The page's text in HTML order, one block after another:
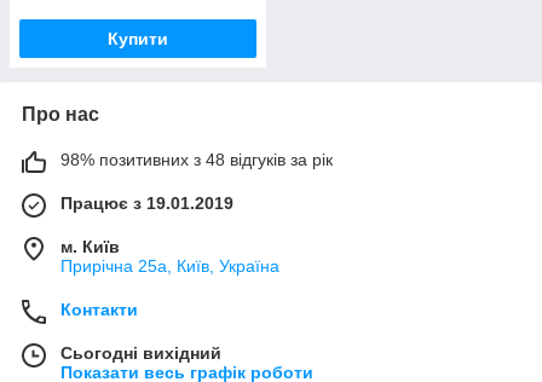
Купити
Про нас
98% позитивних з 48 відгуків за рік
Працює з 19.01.2019
м. Київ
Прирічна 25а, Київ, Україна
Контакти
Сьогодні вихідний
Показати весь графік роботи